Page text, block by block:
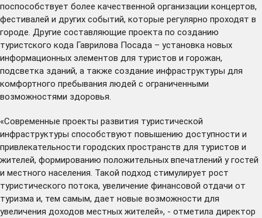
поспособствует более качественной организации концертов,
фестивалей и других событий, которые регулярно проходят в
городе. Другие составляющие проекта по созданию
туристского кода Гаврилова Посада – установка новых
информационных элементов для туристов и горожан,
подсветка зданий, а также создание инфраструктуры для
комфортного пребывания людей с ограниченными
возможностями здоровья.
«Современные проекты развития туристической
инфраструктуры способствуют повышению доступности и
привлекательности городских пространств для туристов и
жителей, формированию положительных впечатлений у гостей
и местного населения. Такой подход стимулирует рост
туристического потока, увеличение финансовой отдачи от
туризма и, тем самым, дает новые возможности для
увеличения доходов местных жителей», - отметила директор